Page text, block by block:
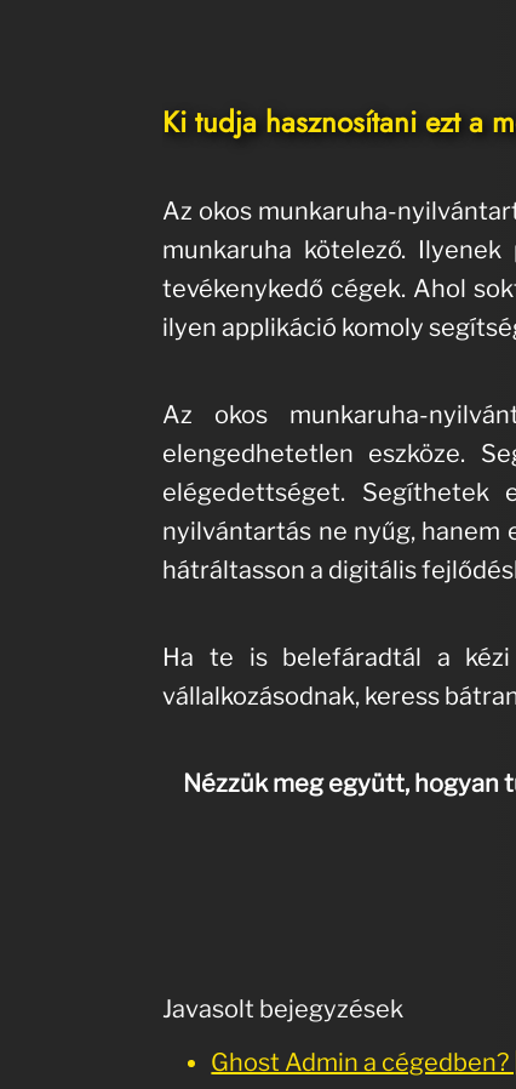
Ki tudja hasznosítani ezt a
Az okos munkaruha-
munkaruha kötelező.
tevékenykedő cégek. Ahol
ilyen applikáció komoly
Az okos munkaruha-
elengedhetetlen eszköze.
elégedettséget. Segíthetek
nyilvántartás ne nyűg, hanem
hátráltasson a digitális
Ha te is belefáradtál a kézi
vállalkozásodnak, keress
Nézzük meg együtt, hogyan
Javasolt bejegyzések
Ghost Admin a